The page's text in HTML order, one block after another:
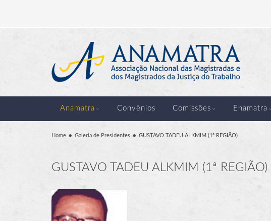
Anamatra Convênios Comissões Enamatra
Home Galeria de Presidentes GUSTAVO TADEU ALKMIM (1ª REGIÃO)
GUSTAVO TADEU ALKMIM (1ª REGIÃO)